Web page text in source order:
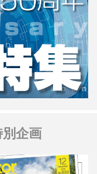
企画